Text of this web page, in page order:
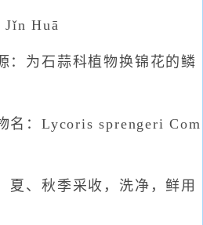
Jǐn Huā
：为石蒜科植物换锦花的鳞
名：Lycoris sprengeri Com
夏、秋季采收，洗净，鲜用